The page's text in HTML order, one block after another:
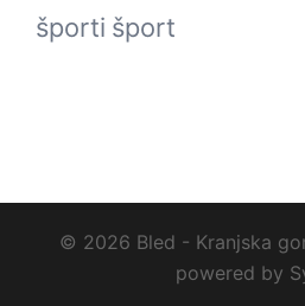
športi šport
© 2026 Bled - Kranjska
powered by